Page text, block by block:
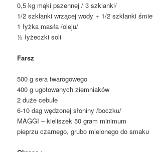
0,5 kg mąki pszennej / 3 szklanki/
1/2 szklanki wrzącej wody + 1/2 szklanki
1 łyżka masła /oleju/
½ łyżeczki soli
Farsz
500 g sera twarogowego
400 g ugotowanych ziemniaków
2 duże cebule
6-10 dag wędzonej słoniny /boczku/
MAGGI – kieliszek 50 gram minimum
pieprzu czarnego, grubo mielonego do smaku